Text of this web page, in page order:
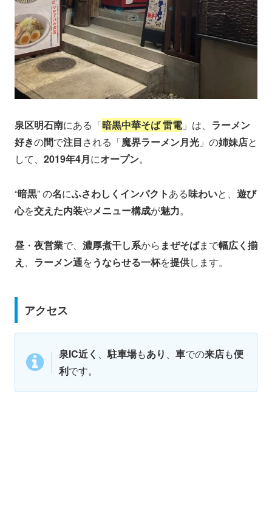
泉区明石南にある「暗黒中華そば 雷電」は、 ラーメン
好きの間で注目される「魔界ラーメン月光 」の姉妹店と
して、 2019年4月にオープン。
“暗黒” の名にふさわしくインパクトある味わいと、 遊び
心を交えた内装やメニュー構成が魅力。
昼 ・ 夜営業で、 濃厚煮干し系から まぜそばまで幅広く揃
え 、 ラーメン通をうならせる一杯を提供します。
アクセス
泉IC近く 、駐車場もあり 、 車での来店も便
利です。